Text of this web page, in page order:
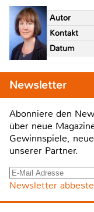
Autor
Kontakt
Datum
Newsletter
Abonniere den
über neue
Gewinnspiele,
unserer Partner.
Newsletter